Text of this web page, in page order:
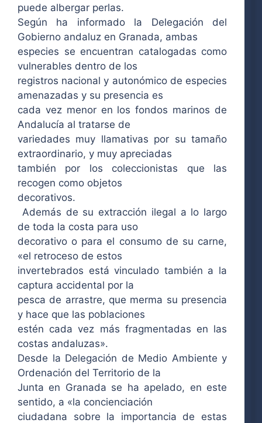
puede albergar perlas.
Según ha informado la Delegación del
Gobierno andaluz en Granada, ambas
especies se encuentran catalogadas como
vulnerables dentro de los
registros nacional y autonómico de especies
amenazadas y su presencia es
cada vez menor en los fondos marinos de
Andalucía al tratarse de
variedades muy llamativas por su tamaño
extraordinario, y muy apreciadas
también por los coleccionistas que las
recogen como objetos
decorativos.
Además de su extracción ilegal a lo largo
de toda la costa para uso
decorativo o para el consumo de su carne,
«el retroceso de estos
invertebrados está vinculado también a la
captura accidental por la
pesca de arrastre, que merma su presencia
y hace que las poblaciones
estén cada vez más fragmentadas en las
costas andaluzas».
Desde la Delegación de Medio Ambiente y
Ordenación del Territorio de la
Junta en Granada se ha apelado, en este
sentido, a «la concienciación
ciudadana sobre la importancia de estas